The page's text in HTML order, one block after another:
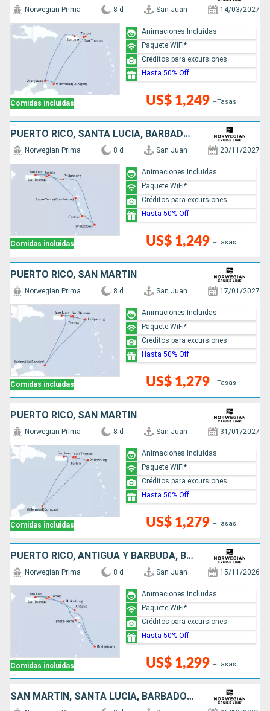
Comidas incluidas
Norwegian Prima 8 d San Juan 14/03/2027
US$ 1,249 +Tasas
Animaciones Incluidas
Paquete WiFi*
Créditos para excursiones
Hasta 50% Off
PUERTO RICO, SANTA LUCIA, BARBADOS, SAN MARTÍN
Comidas incluidas
Norwegian Prima 8 d San Juan 20/11/2027
US$ 1,249 +Tasas
Animaciones Incluidas
Paquete WiFi*
Créditos para excursiones
Hasta 50% Off
PUERTO RICO, SAN MARTÍN
Comidas incluidas
Norwegian Prima 8 d San Juan 17/01/2027
US$ 1,279 +Tasas
Animaciones Incluidas
Paquete WiFi*
Créditos para excursiones
Hasta 50% Off
PUERTO RICO, SAN MARTÍN
Comidas incluidas
Norwegian Prima 8 d San Juan 31/01/2027
US$ 1,279 +Tasas
Animaciones Incluidas
Paquete WiFi*
Créditos para excursiones
Hasta 50% Off
PUERTO RICO, ANTIGUA Y BARBUDA, BARBADOS, SAN MARTÍN
Comidas incluidas
Norwegian Prima 8 d San Juan 15/11/2026
US$ 1,299 +Tasas
Animaciones Incluidas
Paquete WiFi*
Créditos para excursiones
Hasta 50% Off
SAN MARTÍN, SANTA LUCIA, BARBADOS, PUERTO RICO